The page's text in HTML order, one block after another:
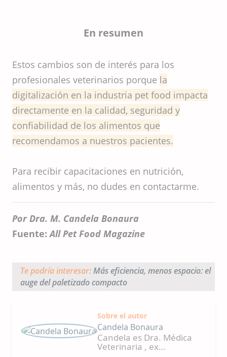
En resumen
Estos cambios son de interés para los
profesionales veterinarios porque la
digitalización en la industria pet food impacta
directamente en la calidad, seguridad y
confiabilidad de los alimentos que
recomendamos a nuestros pacientes.
Para recibir capacitaciones en nutrición,
alimentos y más, no dudes en contactarme.
Por Dra. M. Candela Bonaura
Fuente:All Pet Food Magazine
Te podría interesar:Más eficiencia, menos espacio: el
auge del paletizado compacto
Sobre el autor
Candela Bonaura
Candela es Dra. Médica
Veterinaria , ex